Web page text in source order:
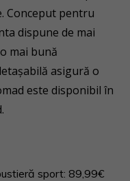
Conceput pentru
dispune de mai
mai bună
asigură o
este disponibil în
sport: 89,99€